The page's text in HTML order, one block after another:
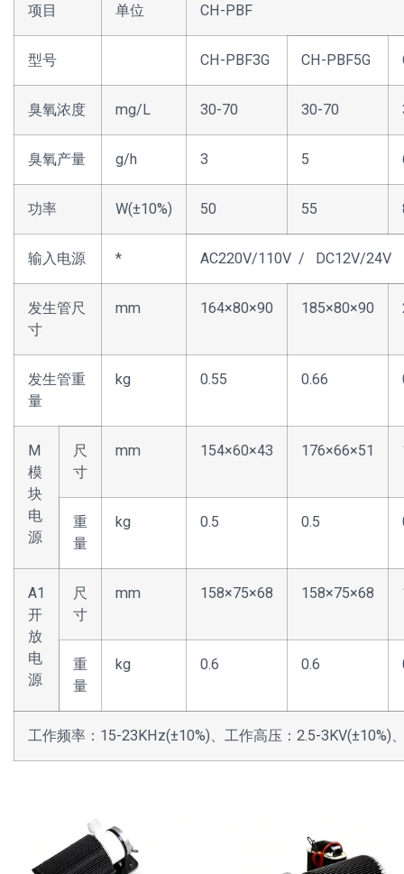
项目 单位 CH-PBF
型号 CH-PBF3G CH-PBF5G
臭氧浓度 mg/L 30-70 30-70
臭氧产量 g/h 3 5
功率 W(±10%) 50 55
输入电源 * AC220V/110V / DC12V/24V
发生管尺
寸
mm 164×80×90 185×80×90
发生管重
量
kg 0.55 0.66
M
模
块
电
源
尺
寸
mm 154×60×43 176×66×51
重
量
kg 0.5 0.5
A1
开
放
电
源
尺
寸
mm 158×75×68 158×75×68
重
量
kg 0.6 0.6
工作频率：15-23KHz(±10%)、工作高压：2.5-3KV(±10%)